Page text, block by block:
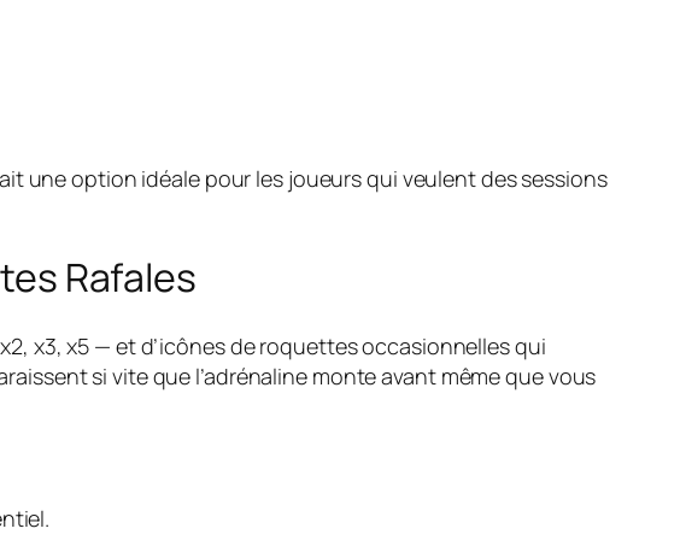
une option idéale pour les joueurs qui veulent des sessions
Rafales
x3, x5 — et d’icônes de roquettes occasionnelles qui
si vite que l’adrénaline monte avant même que vous